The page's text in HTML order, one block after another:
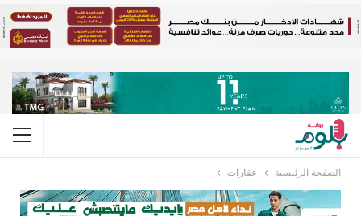
الصفحة الرئيسية عقارات